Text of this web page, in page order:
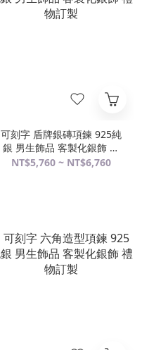
可刻字 盾牌銀磚項鍊 925純
銀 男生飾品 客製化銀飾 禮
物訂製
NT$5,760 ~ NT$6,760